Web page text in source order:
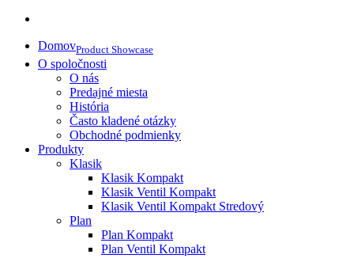
DomovProduct Showcase
O spoločnosti
O nás
Predajné miesta
História
Často kladené otázky
Obchodné podmienky
Produkty
Klasik
Klasik Kompakt
Klasik Ventil Kompakt
Klasik Ventil Kompakt Stredový
Plan
Plan Kompakt
Plan Ventil Kompakt